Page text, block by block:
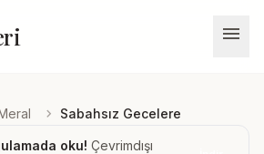
menu
chevron_right Sabahsız Gecelere
oku! Çevrimdışı